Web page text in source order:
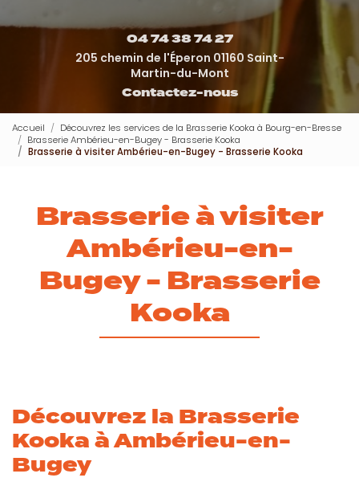
04 74 38 74 27
205 chemin de l'Éperon 01160 Saint-
Martin-du-Mont
Contactez-nous
Accueil
Découvrez les services de la Brasserie Kooka à Bourg-en-Bresse
Brasserie Ambérieu-en-Bugey - Brasserie Kooka
Brasserie à visiter Ambérieu-en-Bugey - Brasserie Kooka
Brasserie à visiter
Ambérieu-en-
Bugey - Brasserie
Kooka
Découvrez la Brasserie
Kooka à Ambérieu-en-
Bugey